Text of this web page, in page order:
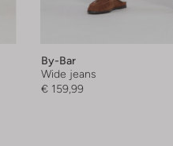
By-Bar
Wide jeans
€ 159,99